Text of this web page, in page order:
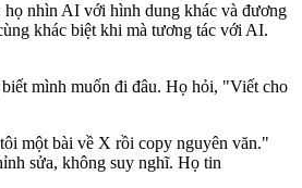
nhìn AI với hình dung khác và đương
khác biệt khi mà tương tác với AI.
mình muốn đi đâu. Họ hỏi, "Viết cho
một bài về X rồi copy nguyên văn."
sửa, không suy nghĩ. Họ tin